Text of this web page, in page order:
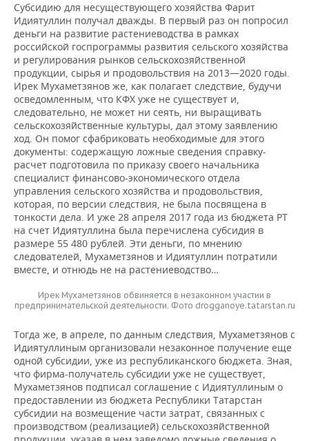
Субсидию для несуществующего хозяйства Фарит
Идиятуллин получал дважды. В первый раз он попросил
деньги на развитие растениеводства в рамках
российской госпрограммы развития сельского хозяйства
и регулирования рынков сельскохозяйственной
продукции, сырья и продовольствия на 2013—2020 годы.
Ирек Мухаметзянов же, как полагает следствие, будучи
осведомленным, что КФХ уже не существует и,
следовательно, не может ни сеять, ни выращивать
сельскохозяйственные культуры, дал этому заявлению
ход. Он помог сфабриковать необходимые для этого
документы: содержащую ложные сведения справку-
расчет подготовила по приказу своего начальника
специалист финансово-экономического отдела
управления сельского хозяйства и продовольствия,
которая, по версии следствия, не была посвящена в
тонкости дела. И уже 28 апреля 2017 года из бюджета РТ
на счет Идиятуллина была перечислена субсидия в
размере 55 480 рублей. Эти деньги, по мнению
следователей, Мухаметзянов и Идиятуллин потратили
вместе, и отнюдь не на растениеводство…
Ирек Мухаметзянов обвиняется в незаконном участии в
предпринимательской деятельности. Фото drogganoye.tatarstan.ru
Тогда же, в апреле, по данным следствия, Мухаметзянов с
Идиятуллиным организовали незаконное получение еще
одной субсидии, уже из республиканского бюджета. Зная,
что фирма-получатель субсидии уже не существует,
Мухаметзянов подписал соглашение с Идиятуллиным о
предоставлении из бюджета Республики Татарстан
субсидии на возмещение части затрат, связанных с
производством (реализацией) сельскохозяйственной